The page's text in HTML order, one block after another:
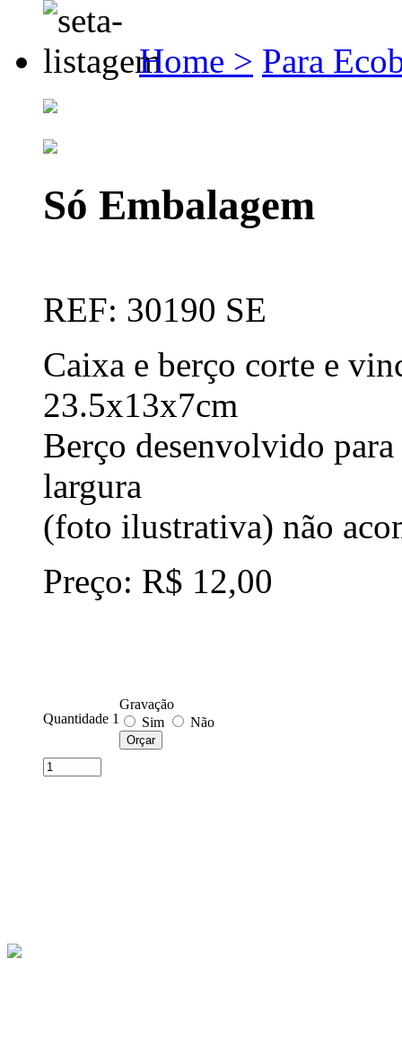
Home > Para
Só Embalagem
REF: 30190 SE
Caixa e berço corte e
23.5x13x7cm
Berço desenvolvido
largura
(foto ilustrativa) não
Preço: R$ 12,00
Quantidade 1
Gravação
Sim
Não